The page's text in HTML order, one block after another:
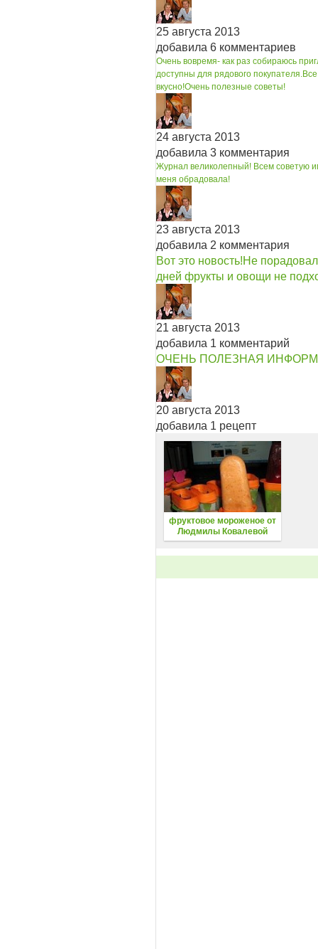
25 августа 2013
добавила 6 комментариев
Очень вовремя- как раз собираюсь
доступны для рядового покупателя.
вкусно!Очень полезные советы!
24 августа 2013
добавила 3 комментария
Журнал великолепный! Всем советую
меня обрадовала!
23 августа 2013
добавила 2 комментария
Вот это новость!Не
дней фрукты и овощи не
21 августа 2013
добавила 1 комментарий
ОЧЕНЬ ПОЛЕЗНАЯ
20 августа 2013
добавила 1 рецепт
фруктовое мороженое от
Людмилы Ковалевой